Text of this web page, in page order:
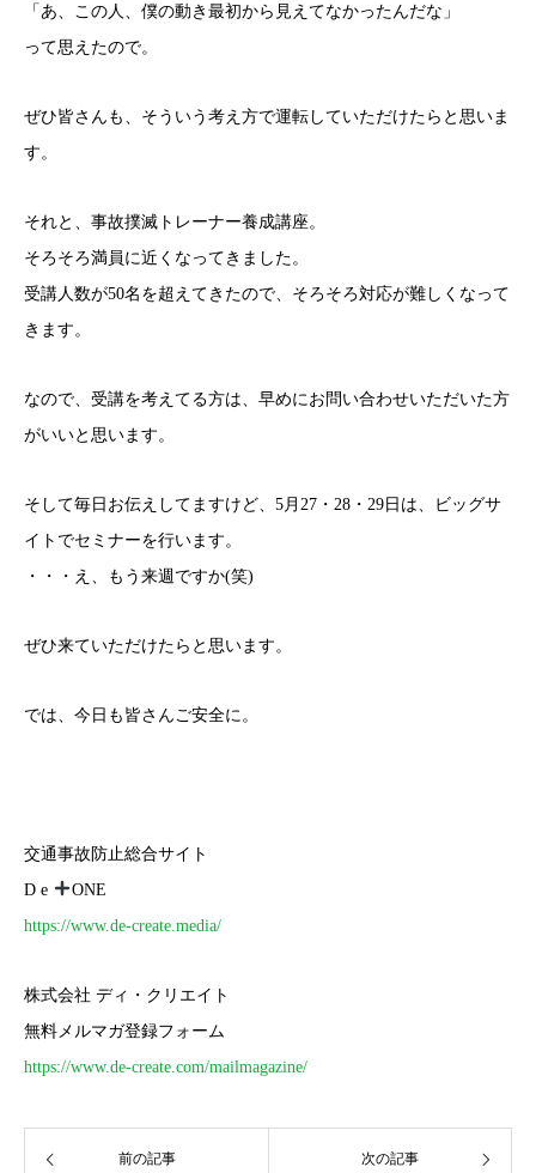
「あ、この人、僕の動き最初から見えてなかったんだな」
って思えたので。
ぜひ皆さんも、そういう考え方で運転していただけたらと思いま
す。
それと、事故撲滅トレーナー養成講座。
そろそろ満員に近くなってきました。
受講人数が50名を超えてきたので、そろそろ対応が難しくなって
きます。
なので、受講を考えてる方は、早めにお問い合わせいただいた方
がいいと思います。
そして毎日お伝えしてますけど、5月27・28・29日は、ビッグサ
イトでセミナーを行います。
・・・え、もう来週ですか(笑)
ぜひ来ていただけたらと思います。
では、今日も皆さんご安全に。
交通事故防止総合サイト
D e
ONE
https://www.de-create.media/
株式会社 ディ・クリエイト
無料メルマガ登録フォーム
https://www.de-create.com/mailmagazine/
前の記事 次の記事